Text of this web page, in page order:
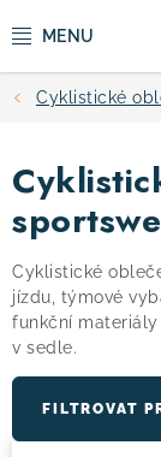
na
CYKLISTIKA
ZIMNÍ
OBLEČENÍ A
DOPLŇKY
CAMPING
Cyklistické
Cyklistické
jízdu, týmové
funkční
v sedle.
FILTROVAT